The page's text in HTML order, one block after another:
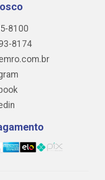
8100
8174